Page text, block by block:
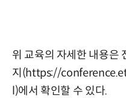
위 교육의 자세한 내용은
지(https://
l)에서 확인할 수 있다.